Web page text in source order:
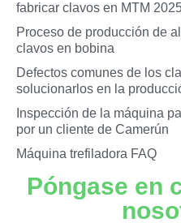
fabricar clavos en MTM
Proceso de producción de
clavos en bobina
Defectos comunes de los
solucionarlos en la
Inspección de la máquina
por un cliente de Camerún
Máquina trefiladora FAQ
Póngase en